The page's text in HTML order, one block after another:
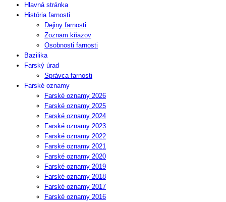
Hlavná stránka
História farnosti
Dejiny farnosti
Zoznam kňazov
Osobnosti farnosti
Bazilika
Farský úrad
Správca farnosti
Farské oznamy
Farské oznamy 2026
Farské oznamy 2025
Farské oznamy 2024
Farské oznamy 2023
Farské oznamy 2022
Farské oznamy 2021
Farské oznamy 2020
Farské oznamy 2019
Farské oznamy 2018
Farské oznamy 2017
Farské oznamy 2016